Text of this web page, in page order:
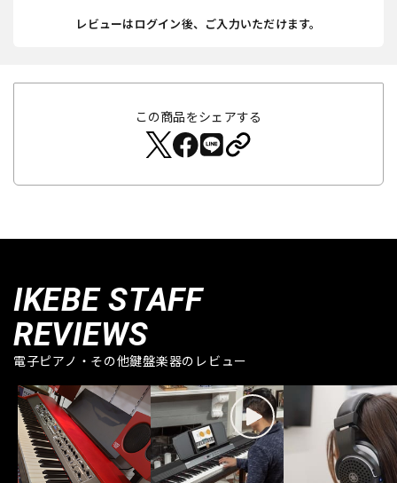
レビューはログイン後、ご入力いただけます。
この商品をシェアする
IKEBE STAFF
REVIEWS
電子ピアノ・その他鍵盤楽器のレビュー